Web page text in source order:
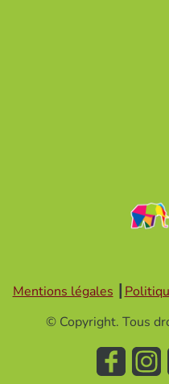
Mentions légales
© Copyright. Tous